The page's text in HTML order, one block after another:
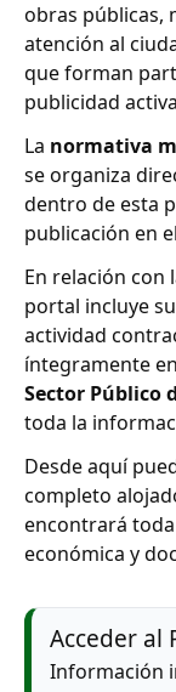
obras públicas,
atención al
que forman
publicidad
La normativa
se organiza
dentro de esta
publicación en
En relación con
portal incluye
actividad
íntegramente
Sector Público
toda la
Desde aquí
completo
encontrará
económica y
Acceder al
Información